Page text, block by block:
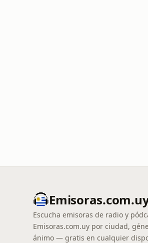
Escucha emisoras de radio y
Emisoras.com.uy por ciudad,
ánimo — gratis en cualquier